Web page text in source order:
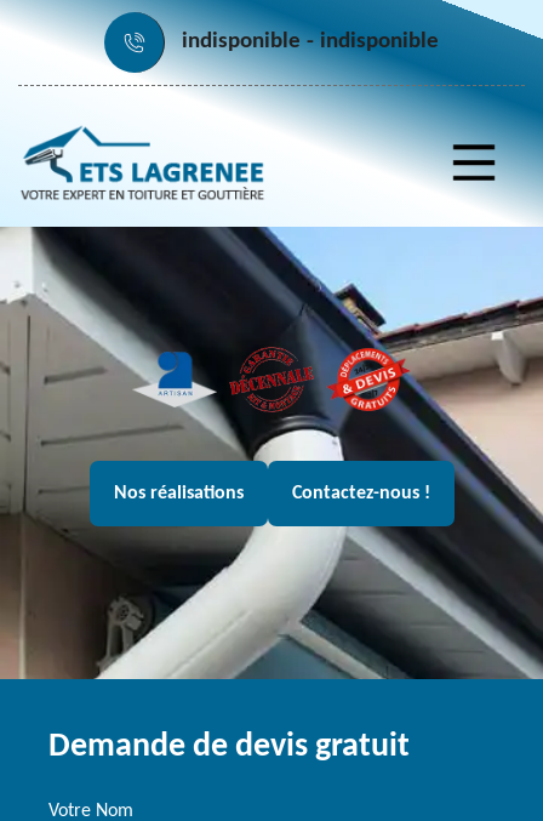
indisponible indisponible
Nos réalisations Contactez-nous !
Demande de devis gratuit